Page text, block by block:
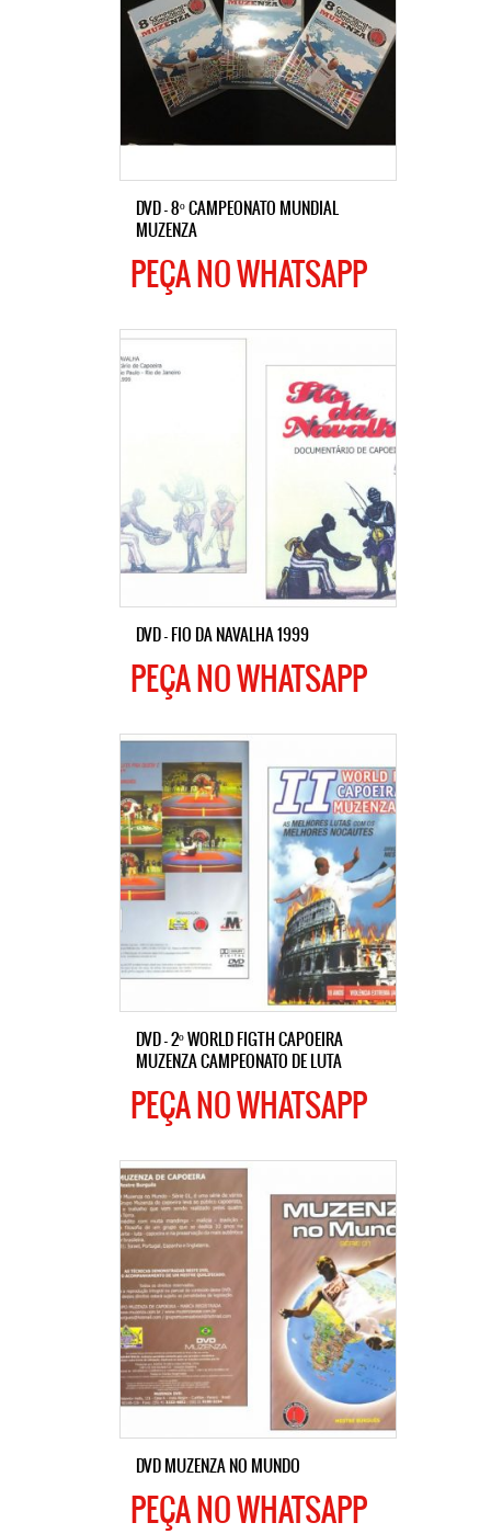
DVD – 8º CAMPEONATO MUNDIAL
MUZENZA
PEÇA NO WHATSAPP
DVD – FIO DA NAVALHA 1999
PEÇA NO WHATSAPP
DVD – 2º WORLD FIGTH CAPOEIRA
MUZENZA CAMPEONATO DE LUTA
PEÇA NO WHATSAPP
DVD MUZENZA NO MUNDO
PEÇA NO WHATSAPP